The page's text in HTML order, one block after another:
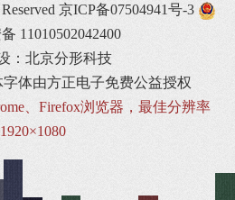
京ICP备07504941号-3
11010502042400
：北京分形科技
体由方正电子免费公益授权
、Firefox浏览器，最佳分辨率
1920×1080